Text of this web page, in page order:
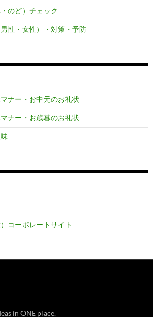
のど）チェック
性・女性）・対策・予防
ナー・お中元のお礼状
ナー・お歳暮のお礼状
コーポレートサイト
in ONE place.